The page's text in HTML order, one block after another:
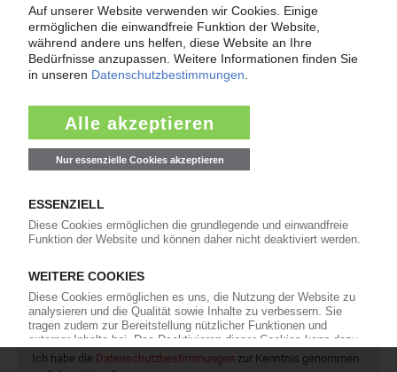
Preisentwicklung sowie Tipps für die Praxis.
Jetzt lesen
Newsletter
Kunststoffbranche – jeden Tag brandaktuell!
Ich habe die Datenschutzbestimmungen zur Kenntnis genommen